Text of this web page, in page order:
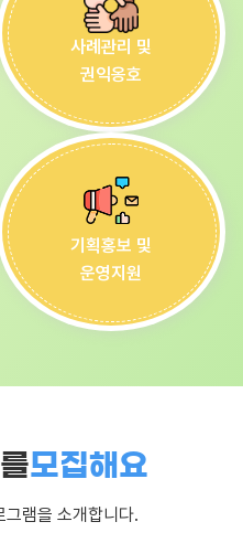
사례관리 및
권익옹호
기획홍보 및
운영지원
모집해요
그램을 소개합니다.